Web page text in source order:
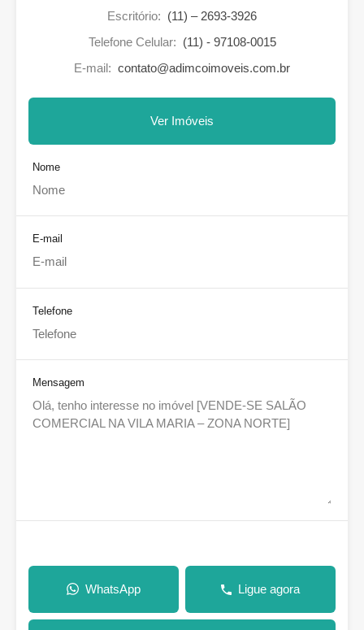
Escritório: (11) – 2693-3926
Telefone Celular: (11) - 97108-0015
E-mail: contato@adimcoimoveis.com.br
Ver Imóveis
Nome
E-mail
Telefone
Mensagem
WhatsApp Ligue agora